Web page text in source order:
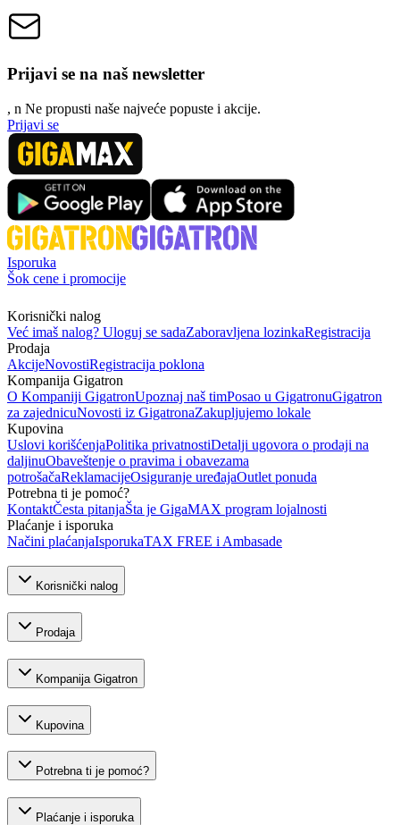
Prijavi se na naš newsletter
, n Ne propusti naše najveće popuste i akcije.
Prijavi se
Isporuka
Šok cene i promocije
Korisnički nalog
Već imaš nalog? Uloguj se sadaZaboravljena lozinkaRegistracija
Prodaja
AkcijeNovostiRegistracija poklona
Kompanija Gigatron
O Kompaniji GigatronUpoznaj naš timPosao u GigatronuGigatron
za zajednicuNovosti iz GigatronaZakupljujemo lokale
Kupovina
Uslovi korišćenjaPolitika privatnostiDetalji ugovora o prodaji na
daljinuObaveštenje o pravima i obavezama
potrošačaReklamacijeOsiguranje uređajaOutlet ponuda
Potrebna ti je pomoć?
KontaktČesta pitanjaŠta je GigaMAX program lojalnosti
Plaćanje i isporuka
Načini plaćanjaIsporukaTAX FREE i Ambasade
Korisnički nalog
Prodaja
Kompanija Gigatron
Kupovina
Potrebna ti je pomoć?
Plaćanje i isporuka